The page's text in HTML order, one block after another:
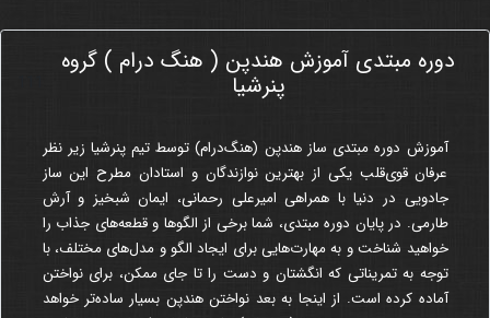
دوره مبتدی آموزش هندپن ( هنگ درام ) گروه
پنرشیا
آموزش دوره مبتدی ساز هندپن (هنگ‌درام) توسط تیم پنرشیا زیر نظر
عرفان قوی‌قلب یکی از بهترین نوازندگان و استادان مطرح این ساز
جادویی در دنیا با همراهی امیرعلی رحمانی، ایمان شبخیز و آرش
طارمی. در پایان دوره مبتدی، شما برخی از الگوها و قطعه‌های جذاب را
خواهید شناخت و به مهارت‌هایی برای ایجاد الگو و مدل‌های مختلف، با
توجه به تمریناتی که انگشتان و دست را تا جای ممکن، برای نواختن
آماده کرده است. از اینجا به بعد نواختن هندپن بسیار ساده‌تر خواهد